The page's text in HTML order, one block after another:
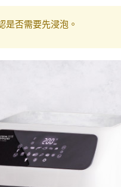
是否需要先浸泡。